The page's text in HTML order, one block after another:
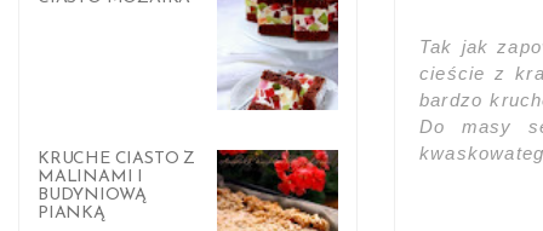
Tak jak
cieście z
bardzo
Do masy
KRUCHE CIASTO Z
MALINAMI I
BUDYNIOWĄ
PIANKĄ